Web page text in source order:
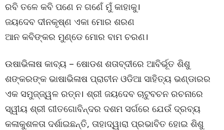
ରବି ତଳେ କବି ପଣେ ନ ଗଣେଁ ମୁଁ କାହାକୁ।
ଜୟଦେବ ଦୀନକୃଷ୍ଣ ଏକା ମୋର ଶରଣ
ଆନ କବିଙ୍କର ମୁଣ୍ଡେ ମୋର ବାମ ଚରଣ।
ଉଷାଭିଳାଷ କାବ୍ୟ – ଷୋଡଶ ଶତାବ୍ଦୀରେ ଆବିର୍ଭୂତ ଶିଶୁ
ଶଙ୍କରଙ୍କ ଭାଷାଭିଳାଷ ପ୍ରାଚୀନ ଓଡିଆ ସାହିତ୍ୟ ଭଣ୍ଡାରର
ଏକ ସମୁଜ୍ଜ୍ୱଳ ରତ୍ନ। ଶ୍ରୀ ଜୟଦେବ ଚାଟୁବଚନ ରଚନାରେ
ସ୍ୱୀୟ ଶ୍ରୀ ଗୀତଗୋବିନ୍ଦର ଦଶମ ସର୍ଗରେ ଯେଉଁ ଦ୍ରବ୍ୟ
କଳାକୁଶଳତା ଦର୍ଶାଇଛନ୍ତି, ତାହାଦ୍ୱାରା ପ୍ରଭାବିତ ହୋଇ ଶିଶୁ